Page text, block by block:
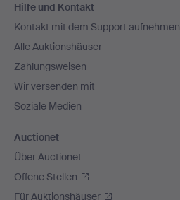
Navigation
Hilfe und Kontakt
Kontakt mit dem Support aufnehmen
Alle Auktionshäuser
Zahlungsweisen
Wir versenden mit
Soziale Medien
Auctionet
Über Auctionet
Offene Stellen
Für Auktionshäuser